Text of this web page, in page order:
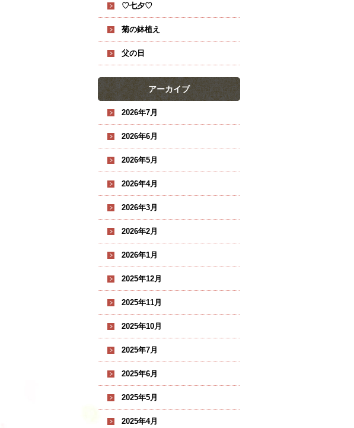
♡七夕♡
菊の鉢植え
父の日
アーカイブ
2026年7月
2026年6月
2026年5月
2026年4月
2026年3月
2026年2月
2026年1月
2025年12月
2025年11月
2025年10月
2025年7月
2025年6月
2025年5月
2025年4月